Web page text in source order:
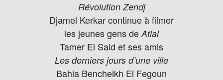
Révolution Zendj
Djamel Kerkar continue à filmer
les jeunes gens de Atlal
Tamer El Said et ses amis
Les derniers jours d’une ville
Bahia Bencheikh El Fegoun